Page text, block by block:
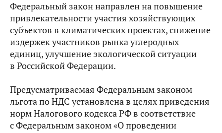
Федеральный закон направлен на повышение
привлекательности участия хозяйствующих
субъектов в климатических проектах, снижение
издержек участников рынка углеродных
единиц, улучшение экологической ситуации
в Российской Федерации.
Предусматриваемая Федеральным законом
льгота по НДС установлена в целях приведения
норм Налогового кодекса РФ в соответствие
с Федеральным законом «О проведении